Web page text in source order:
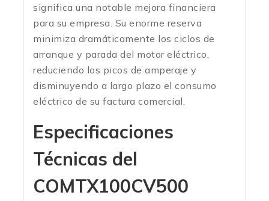
significa una notable mejora financiera
para su empresa. Su enorme reserva
minimiza dramáticamente los ciclos de
arranque y parada del motor eléctrico,
reduciendo los picos de amperaje y
disminuyendo a largo plazo el consumo
eléctrico de su factura comercial.
Especificaciones
Técnicas del
COMTX100CV500